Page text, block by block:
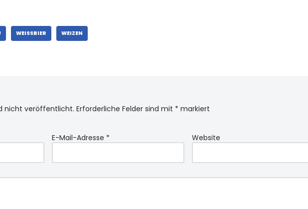
WEISSBIER WEIZEN
nicht veröffentlicht. Erforderliche Felder sind mit * markiert
E-Mail-Adresse * Website